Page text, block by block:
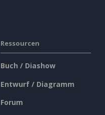
Ressourcen
Buch / Diashow
Entwurf / Diagramm
Forum